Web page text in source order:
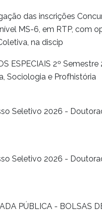
das inscrições
MS-6, em RTP, com
na discip
ESPECIAIS 2º
Sociologia e Profhistória
Seletivo 2026 -
Seletivo 2026 -
PÚBLICA - BOLSAS